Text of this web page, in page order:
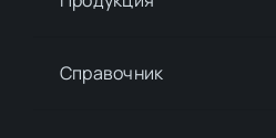
Справочник